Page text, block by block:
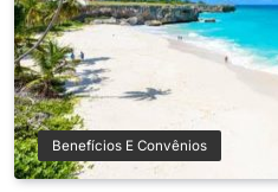
Benefícios E Convênios